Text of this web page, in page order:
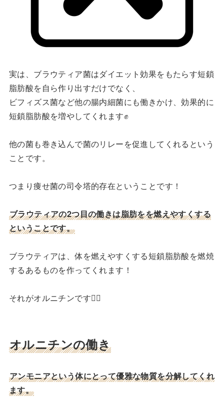
実は、ブラウティア菌はダイエット効果をもたらす短鎖
脂肪酸を自ら作り出すだけでなく、
ビフィズス菌など他の腸内細菌にも働きかけ、効果的に
短鎖脂肪酸を増やしてくれます✊
他の菌も巻き込んで菌のリレーを促進してくれるという
ことです。
つまり痩せ菌の司令塔的存在ということです！
ブラウティアの2つ目の働きは脂肪をを燃えやすくする
ということです。
ブラウティアは、体を燃えやすくする短鎖脂肪酸を燃焼
するあるものを作ってくれます！
それがオルニチンです👨‍⚕️
オルニチンの働き
アンモニアという体にとって優雅な物質を分解してくれ
ます。